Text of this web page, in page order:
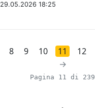
29.05.2026 18:25
8 9 10 11 12
→
Pagina 11 di 239